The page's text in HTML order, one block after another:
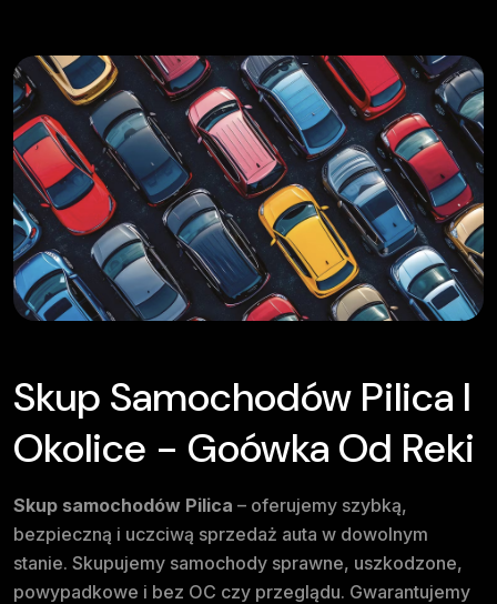
Skup Samochodów Pilica I
Okolice - Goówka Od Reki
Skup samochodów Pilica – oferujemy szybką,
bezpieczną i uczciwą sprzedaż auta w dowolnym
stanie. Skupujemy samochody sprawne, uszkodzone,
powypadkowe i bez OC czy przeglądu. Gwarantujemy